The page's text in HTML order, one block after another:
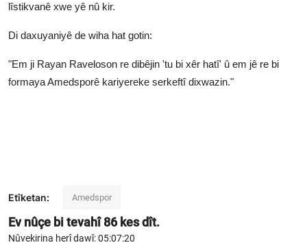
lîstikvanê xwe yê nû kir.
Di daxuyaniyê de wiha hat gotin:
"Em ji Rayan Raveloson re dibêjin 'tu bi xêr hatî' û em jê re bi
formaya Amedsporê kariyereke serkeftî dixwazin."
Etîketan: Amedspor
Ev nûçe bi tevahî86kes dît.
Nûvekirina herî dawî: 05:07:20